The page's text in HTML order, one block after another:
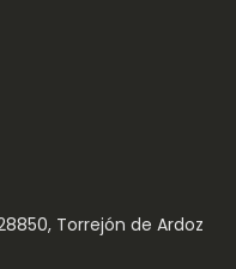
Torrejón de Ardoz